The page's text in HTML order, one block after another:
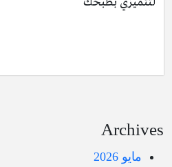
Archives
مايو 2026